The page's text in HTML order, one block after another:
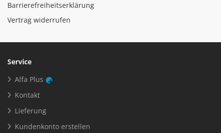
Barrierefreiheitserklärung
Vertrag widerrufen
Service
Alfa Plus
Kontakt
Lieferung
Kundenkonto erstellen